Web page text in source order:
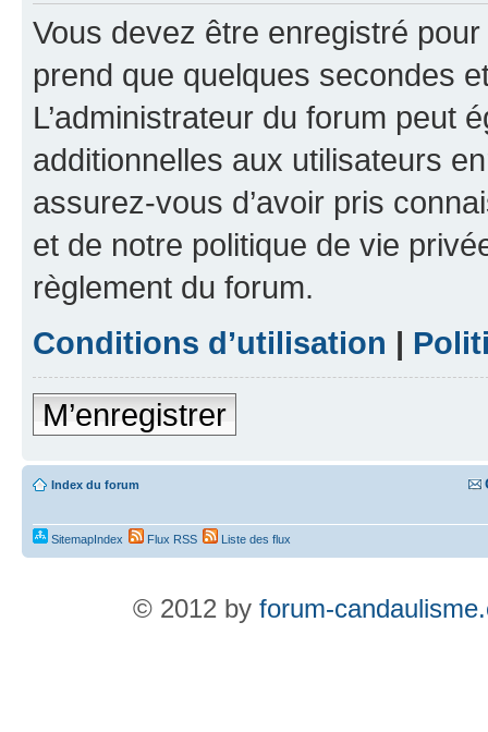
Vous devez être enregistré
prend que quelques secondes
L’administrateur du forum peut
additionnelles aux utilisateurs
assurez-vous d’avoir pris
et de notre politique de vie
règlement du forum.
Conditions d’utilisation |
M’enregistrer
Index du forum
SitemapIndex Flux RSS Liste des flux
© 2012 by forum-